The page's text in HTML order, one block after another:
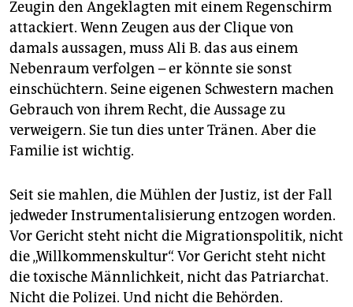
Zeugin den Angeklagten mit einem Regenschirm
attackiert. Wenn Zeugen aus der Clique von
damals aussagen, muss Ali B. das aus einem
Nebenraum verfolgen – er könnte sie sonst
einschüchtern. Seine eigenen Schwestern machen
Gebrauch von ihrem Recht, die Aussage zu
verweigern. Sie tun dies unter Tränen. Aber die
Familie ist wichtig.
Seit sie mahlen, die Mühlen der Justiz, ist der Fall
jedweder Instrumentalisierung entzogen worden.
Vor Gericht steht nicht die Migrationspolitik, nicht
die „Willkommenskultur“. Vor Gericht steht nicht
die toxische Männlichkeit, nicht das Patriarchat.
Nicht die Polizei. Und nicht die Behörden.